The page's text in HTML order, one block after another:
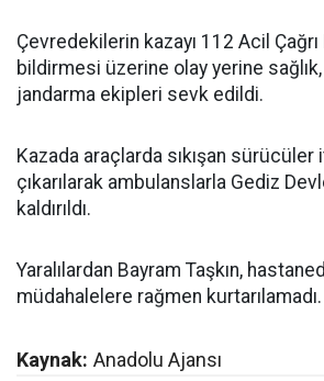
Çevredekilerin kazayı 112 Acil
bildirmesi üzerine olay yerine
jandarma ekipleri sevk edildi.
Kazada araçlarda sıkışan
çıkarılarak ambulanslarla Gediz
kaldırıldı.
Yaralılardan Bayram Taşkın,
müdahalelere rağmen kurtarılamadı.
Kaynak: Anadolu Ajansı